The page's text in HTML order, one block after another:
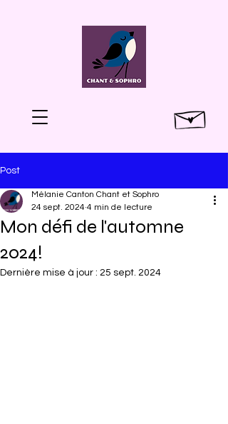
Post
Mon défi de l'automne
2024!
Mélanie Canton Chant et Sophro
24 sept. 2024 4 min de lecture
Dernière mise à jour : 25 sept. 2024